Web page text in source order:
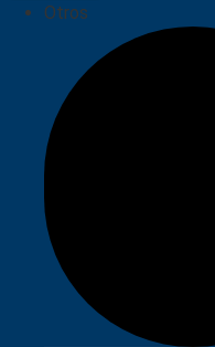
Otros